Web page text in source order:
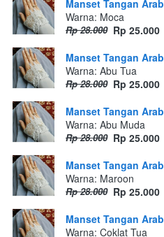
Manset Tangan Arab
Warna: Moca
Rp 28.000 Rp 25.000
Manset Tangan Arab
Warna: Abu Tua
Rp 28.000 Rp 25.000
Manset Tangan Arab
Warna: Abu Muda
Rp 28.000 Rp 25.000
Manset Tangan Arab
Warna: Maroon
Rp 28.000 Rp 25.000
Manset Tangan Arab
Warna: Coklat Tua